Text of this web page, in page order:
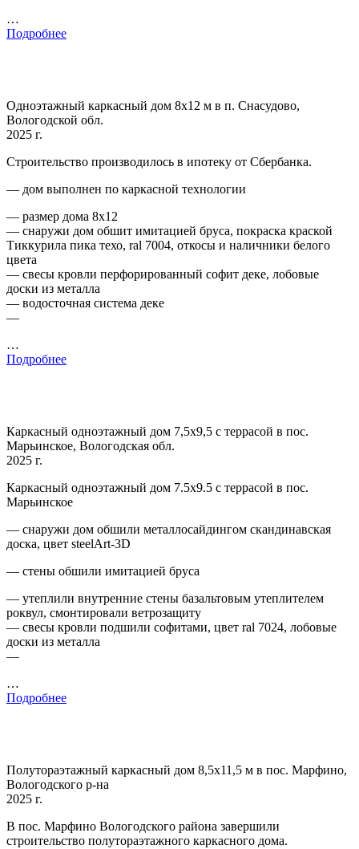
…
Подробнее
Одноэтажный каркасный дом 8х12 м в п. Снасудово,
Вологодской обл.
2025 г.
Строительство производилось в ипотеку от Сбербанка.
— дом выполнен по каркасной технологии
— размер дома 8х12
— снаружи дом обшит имитацией бруса, покраска краской
Тиккурила пика техо, ral 7004, откосы и наличники белого
цвета
— свесы кровли перфорированный софит деке, лобовые
доски из металла
— водосточная система деке
—
…
Подробнее
Каркасный одноэтажный дом 7,5х9,5 с террасой в пос.
Марьинское, Вологодская обл.
2025 г.
Каркасный одноэтажный дом 7.5х9.5 с террасой в пос.
Марьинское
— снаружи дом обшили металлосайдингом скандинавская
доска, цвет steelArt-3D
— стены обшили имитацией бруса
— утеплили внутренние стены базальтовым утеплителем
роквул, смонтировали ветрозащиту
— свесы кровли подшили софитами, цвет ral 7024, лобовые
доски из металла
—
…
Подробнее
Полутораэтажный каркасный дом 8,5х11,5 м в пос. Марфино,
Вологодского р-на
2025 г.
В пос. Марфино Вологодского района завершили
строительство полутораэтажного каркасного дома.